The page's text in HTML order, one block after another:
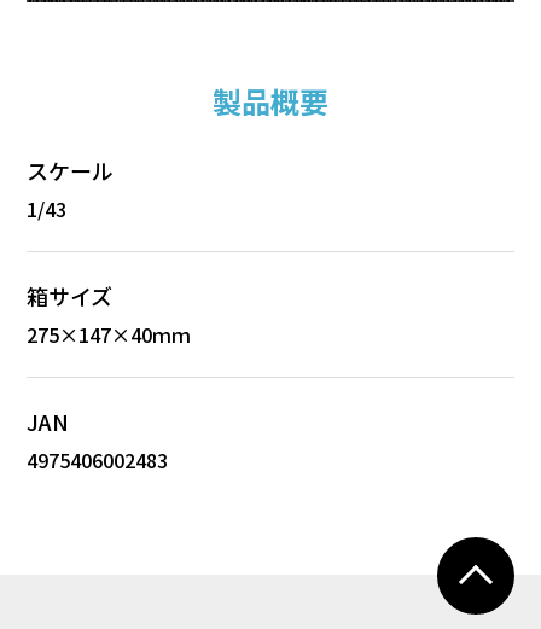
製品概要
スケール
1/43
箱サイズ
275×147×40ｍｍ
JAN
4975406002483